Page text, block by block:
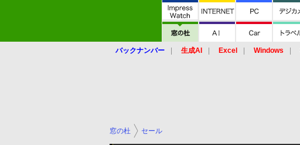
バックナンバー 生成AI Excel Windows
窓の杜 セール